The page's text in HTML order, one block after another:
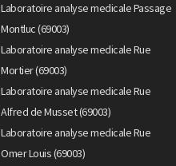
Laboratoire analyse medicale Passage
Montluc (69003)
Laboratoire analyse medicale Rue
Mortier (69003)
Laboratoire analyse medicale Rue
Alfred de Musset (69003)
Laboratoire analyse medicale Rue
Omer Louis (69003)